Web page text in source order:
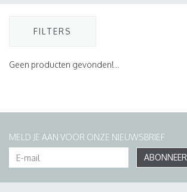
FILTERS
Geen producten gevonden!...
MELD JE AAN VOOR ONZE NIEUWSBRIEF
ABONNEER